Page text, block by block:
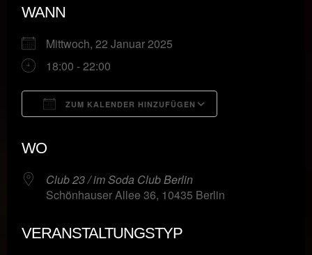
WANN
Mittwoch, 22 Januar 2025
18:00 - 22:00
ZUM KALENDER HINZUFÜGEN
WO
Club 23 / im Soda Club Berlin
Schönhauser Allee 36, 10435 Berlin
VERANSTALTUNGSTYP